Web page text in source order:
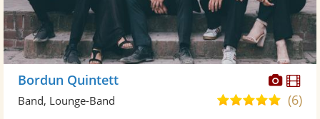
Bordun Quintett
5,0(6)
Band, Lounge-Band